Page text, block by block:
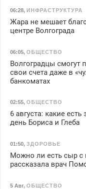
06:28, ИНФРАСТРУКТУРА
Жара не мешает
центре Волгограда
06:05, ОБЩЕСТВО
Волгоградцы смогут
свои счета даже в
банкоматах
02:55, ОБЩЕСТВО
6 августа: какие есть
день Бориса и Глеба
01:50, ЗДОРОВЬЕ
Можно ли есть сыр с
рассказала врач
5 Авг, ОБЩЕСТВО